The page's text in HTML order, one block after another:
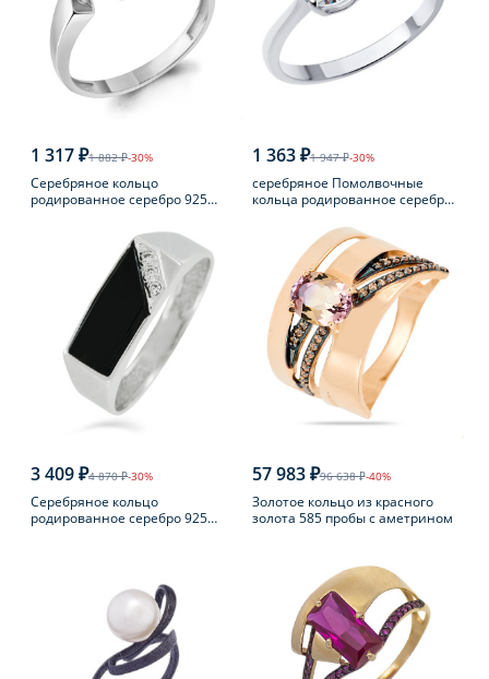
1 317 ₽1 882 ₽-30%
Серебряное кольцо
родированное серебро 925
1 363 ₽1 947 ₽-30%
серебряное Помолвочные
кольца родированное серебро
3 409 ₽4 870 ₽-30%
Серебряное кольцо
родированное серебро 925
57 983 ₽96 638 ₽-40%
Золотое кольцо из красного
золота 585 пробы с аметрином